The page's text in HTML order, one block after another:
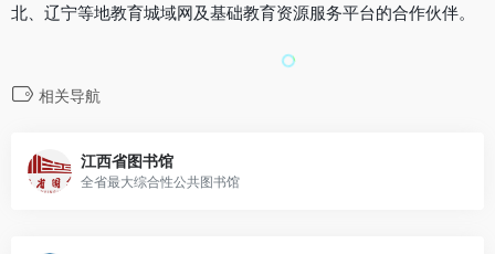
北、辽宁等地教育城域网及基础教育资源服务平台的合作伙伴。
相关导航
江西省图书馆
全省最大综合性公共图书馆